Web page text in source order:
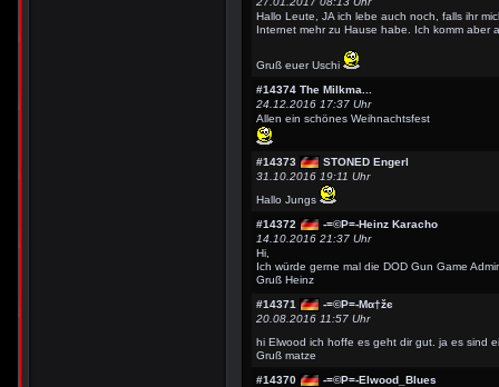
Hallo Leute, JA ich lebe auch noch, falls ihr
Internet mehr zu Hause habe. Ich komm aber
Gruß euer Uschi
#14374 The Milkma...
24.12.2016 17:37 Uhr
Allen ein schönes Weihnachtsfest
#14373
STONED Engerl
31.10.2016 19:11 Uhr
Hallo Jungs
#14372
-=©P=-Heinz Karacho
14.10.2016 21:37 Uhr
Hi,
Ich würde gerne mal die DOD Gun Game
Gruß Heinz
#14371
-=©P=-Мα†žє
20.08.2016 11:57 Uhr
hi Elwood ich hoffe es geht dir gut. ja es sind
Gruß matze
#14370
-=©P=-Elwood_Blues